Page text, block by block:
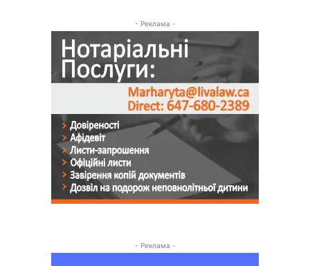
- Реклама -
- Реклама -